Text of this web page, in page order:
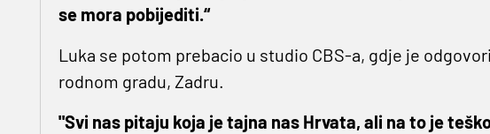
se mora pobijediti.“
Luka se potom prebacio u studio CBS-a, gdje je
rodnom gradu, Zadru.
"Svi nas pitaju koja je tajna nas Hrvata, ali na to je